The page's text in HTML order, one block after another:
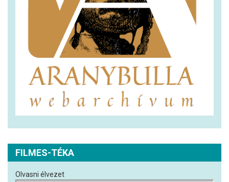
FILMES-TÉKA
Olvasni élvezet